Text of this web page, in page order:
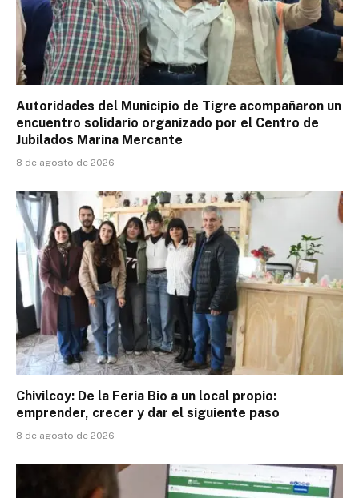
Autoridades del Municipio de Tigre acompañaron un
encuentro solidario organizado por el Centro de
Jubilados Marina Mercante
8 de agosto de 2026
Chivilcoy: De la Feria Bio a un local propio:
emprender, crecer y dar el siguiente paso
8 de agosto de 2026